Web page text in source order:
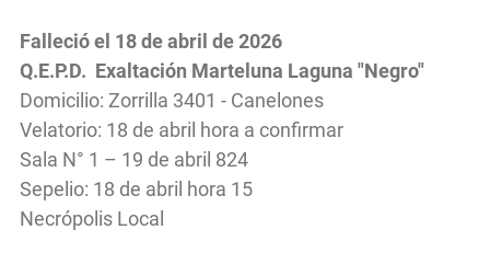
Falleció el 18de abril de 2026
Q.E.P.D. Exaltación Marteluna Laguna "Negro"
Domicilio: Zorrilla 3401 - Canelones
Velatorio: 18 de abril hora a confirmar
Sala N° 1 – 19 de abril 824
Sepelio: 18 de abril hora 15
Necrópolis Local